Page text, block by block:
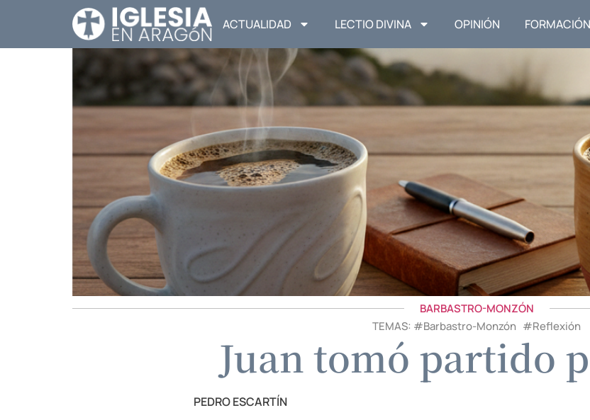
ACTUALIDAD LECTIO DIVINA OPINIÓN FORMACIÓN
BARBASTRO-MONZÓN
TEMAS: #Barbastro-Monzón #Reflexión
Juan tomó partido
PEDRO ESCARTÍN